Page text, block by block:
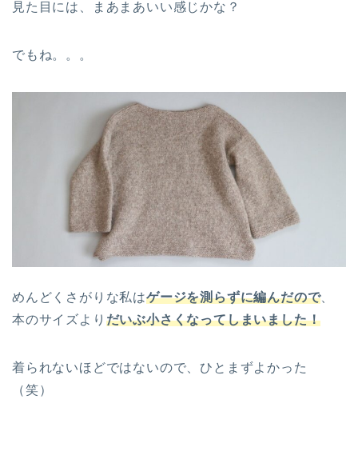
見た目には、まあまあいい感じかな？
でもね。。。
めんどくさがりな私はゲージを測らずに編んだので、
本のサイズより だいぶ小さくなってしまいました！
着られないほどではないので、ひとまずよかった
（笑）